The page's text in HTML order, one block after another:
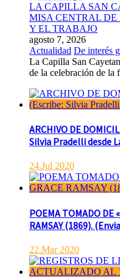
LA CAPILLA SAN
MISA CENTRAL DE
Y EL TRABAJO
agosto 7, 2026
Actualidad De interés
La Capilla San
de la celebración de la
ARCHIVO DE
Silvia Pradelli desde
24.Jul 2020
POEMA TOMADO DE
RAMSAY (1869).
22.Mar 2020